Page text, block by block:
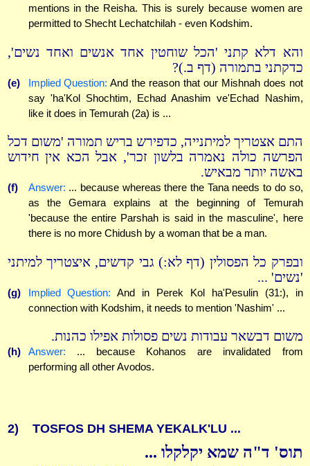
mentions in the Reisha. This is surely because women are
permitted to Shecht Lechatchilah - even Kodshim.
והא דלא קתני 'הכל שוחטין אחד אנשים ואחד נשים',
כדקתני בתמורה (דף ב.)?
(e) Implied Question: And the reason that our Mishnah does not
say 'ha'Kol Shochtim, Echad Anashim ve'Echad Nashim,
like it does in Temurah (2a) is ...
התם אצטריך למיתנייה, כדפירש בריש תמורה 'משום דכל
הפרשה כולה נאמרה בלשון זכר', אבל הכא אין חידוש
באשה יותר מבאיש.
(f) Answer: ... because whereas there the Tana needs to do so,
as the Gemara explains at the beginning of Temurah
'because the entire Parshah is said in the masculine', here
there is no more Chidush by a woman that be a man.
ובפרק כל הפסולין (דף לא:) גבי קדשים, איצטריך למיתני
'נשים' ...
(g) Implied Question: And in Perek Kol ha'Pesulin (31:), in
connection with Kodshim, it needs to mention 'Nashim' ...
משום דבשאר עבודות נשים פסולות אפילו כהנות.
(h) Answer: ... because Kohanos are invalidated from
performing all other Avodos.
2) TOSFOS DH SHEMA YEKALK'LU ...
תוס' ד"ה שמא יקלקלו ...